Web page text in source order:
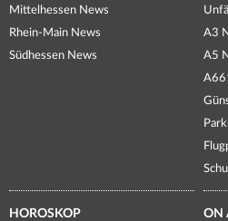
Mittelhessen News
Rhein-Main News
Südhessen News
A3
A5
HOROSKOP ON